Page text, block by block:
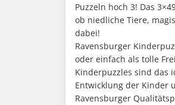
Puzzeln hoch 3! Das
ob niedliche Tiere,
dabei!
Ravensburger
oder einfach als tolle
Kinderpuzzles sind das
Entwicklung der Kinder
Ravensburger